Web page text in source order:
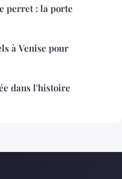
perret : la porte
à Venise pour
dans l'histoire